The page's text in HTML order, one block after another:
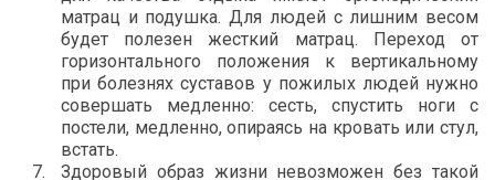
матрац и подушка. Для людей с лишним весом
будет полезен жесткий матрац. Переход от
горизонтального положения к вертикальному
при болезнях суставов у пожилых людей нужно
совершать медленно: сесть, спустить ноги с
постели, медленно, опираясь на кровать или стул,
встать.
Здоровый образ жизни невозможен без такой